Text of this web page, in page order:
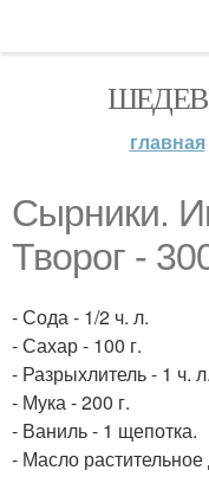
главная
Сырники.
Творог -
- Сода - 1/2 ч. л.
- Сахар - 100 г.
- Разрыхлитель - 1 ч. л.
- Мука - 200 г.
- Ваниль - 1 щепотка.
- Масло